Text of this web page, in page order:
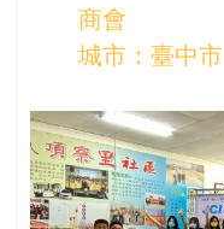
商會
城市：臺中市